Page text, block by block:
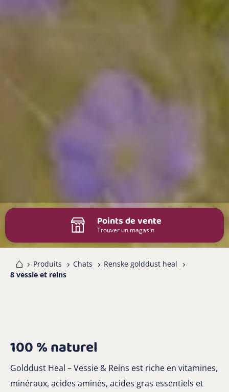
Points de vente
Trouver un magasin
Produits Chats
Renske golddust heal
8 vessie et reins
100 % naturel
Golddust Heal – Vessie & Reins est riche en vitamines,
minéraux, acides aminés, acides gras essentiels et